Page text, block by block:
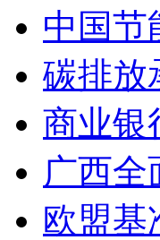
中国节
碳排放
商业银
广西
欧盟基